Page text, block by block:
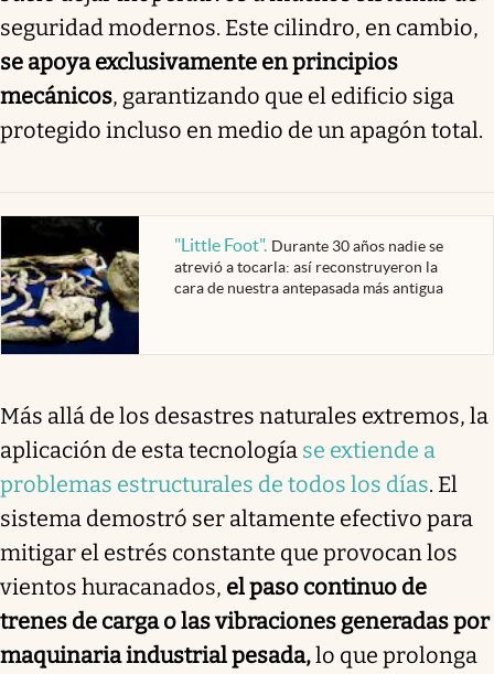
seguridad modernos. Este cilindro, en cambio,
se apoya exclusivamente en principios
mecánicos, garantizando que el edificio siga
protegido incluso en medio de un apagón total.
"Little Foot". Durante 30 años nadie se
atrevió a tocarla: así reconstruyeron la
cara de nuestra antepasada más antigua
Más allá de los desastres naturales extremos, la
aplicación de esta tecnología se extiende a
problemas estructurales de todos los días. El
sistema demostró ser altamente efectivo para
mitigar el estrés constante que provocan los
vientos huracanados, el paso continuo de
trenes de carga o las vibraciones generadas por
maquinaria industrial pesada,lo que prolonga